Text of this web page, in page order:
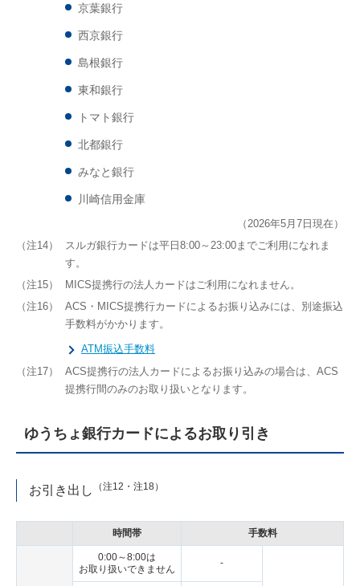
京葉銀行
西京銀行
島根銀行
東和銀行
トマト銀行
北都銀行
みなと銀行
川崎信用金庫
（2026年5月7日現在）
（注14）
スルガ銀行カードは平日8:00～23:00までご利用になれま
す。
（注15）
MICS提携行の法人カードはご利用になれません。
（注16）
ACS・MICS提携行カードによるお振り込みには、別途振込
手数料がかかります。
ATM振込手数料
（注17）
ACS提携行の法人カードによるお振り込みの場合は、ACS
提携行間のみのお取り扱いとなります。
ゆうちょ銀行カードによるお取り引き
お引き出し （注12・注18）
時間帯 手数料
0:00～8:00は
お取り扱いできません
-